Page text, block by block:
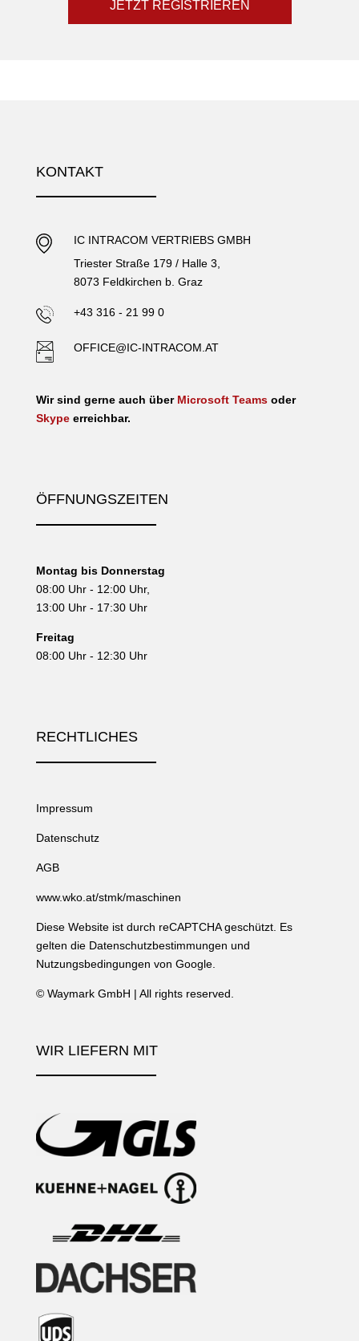
JETZT REGISTRIEREN
WIR LIEFERN MIT
KONTAKT
IC INTRACOM VERTRIEBS GMBH
Triester Straße 179 / Halle 3,
8073 Feldkirchen b. Graz
+43 316 - 21 99 0
OFFICE@IC-INTRACOM.AT
Wir sind gerne auch über Microsoft Teamsoder
Skypeerreichbar.
ÖFFNUNGSZEITEN
Montag bis Donnerstag
08:00 Uhr - 12:00 Uhr,
13:00 Uhr - 17:30 Uhr
Freitag
08:00 Uhr - 12:30 Uhr
RECHTLICHES
Impressum
Datenschutz
AGB
www.wko.at/stmk/maschinen
Diese Website ist durch reCAPTCHA geschützt. Es
gelten die Datenschutzbestimmungen und
Nutzungsbedingungen von Google.
© Waymark GmbH | All rights reserved.